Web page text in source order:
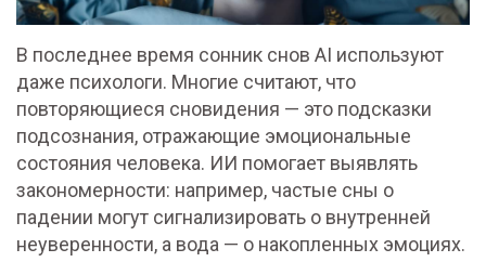
В последнее время сонник снов AI используют
даже психологи. Многие считают, что
повторяющиеся сновидения — это подсказки
подсознания, отражающие эмоциональные
состояния человека. ИИ помогает выявлять
закономерности: например, частые сны о
падении могут сигнализировать о внутренней
неуверенности, а вода — о накопленных эмоциях.